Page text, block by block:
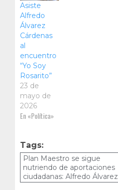
Asiste
Alfredo
Álvarez
Cárdenas
al
encuentro
“Yo Soy
Rosarito”
23 de
mayo de
2026
En «Política»
Tags:
Plan Maestro se sigue
nutriendo de aportaciones
ciudadanas: Alfredo Álvarez